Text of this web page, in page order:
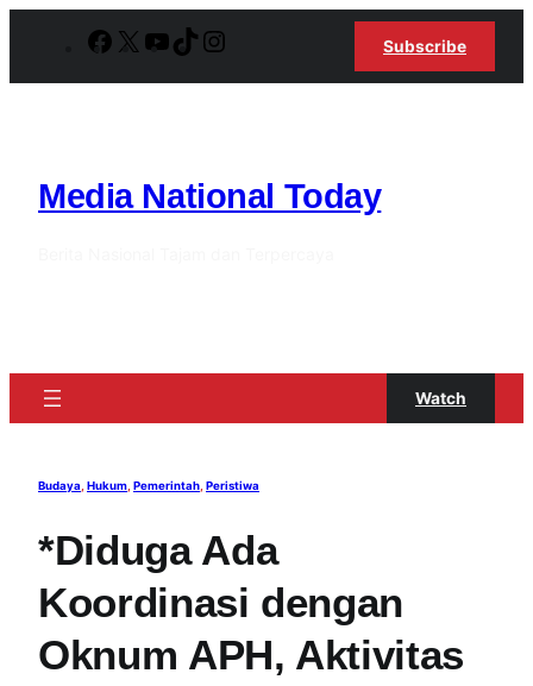
konten
Facebook
X YouTube
TikTok Subscribe
Media National Today
Watch
Budaya Hukum Pemerintah Peristiwa
*Diduga Ada
Koordinasi dengan
Oknum APH, Aktivitas